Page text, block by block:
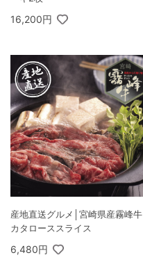
16,200円
産地直送グルメ│宮崎県産霧峰牛
カタローススライス
6,480円